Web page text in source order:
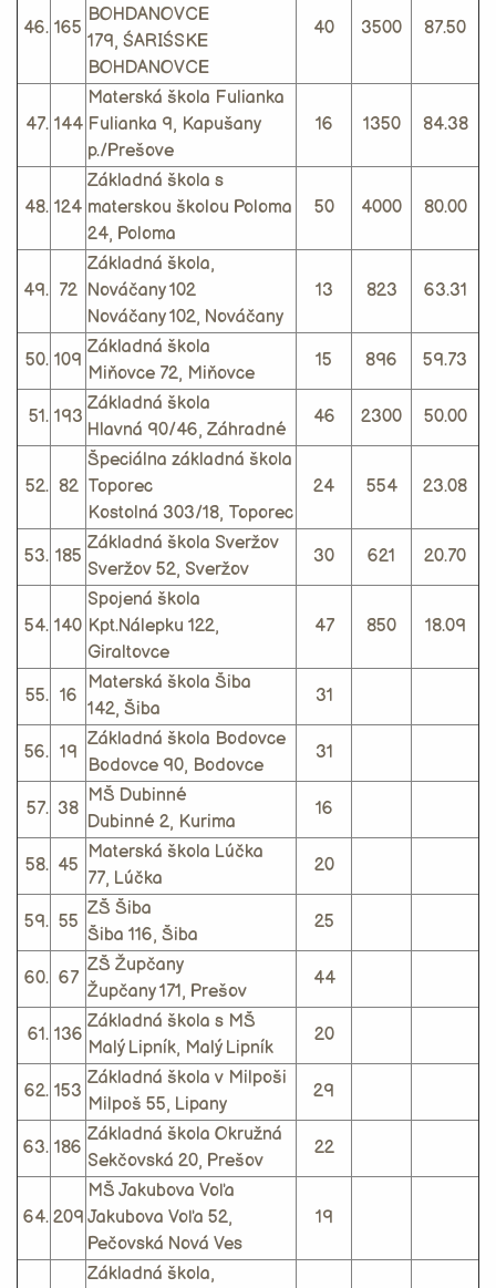
46. 165
BOHDANOVCE
179, ŚARIŚSKE
BOHDANOVCE
40 3500 87.50
47. 144
Materská škola Fulianka
Fulianka 9, Kapušany
p./Prešove
16 1350 84.38
48. 124
Základná škola s
materskou školou Poloma
24, Poloma
50 4000 80.00
49. 72
Základná škola,
Nováčany 102
Nováčany 102, Nováčany
13 823 63.31
50. 109
Základná škola
Miňovce 72, Miňovce
15 896 59.73
51. 193
Základná škola
Hlavná 90/46, Záhradné
46 2300 50.00
52. 82
Špeciálna základná škola
Toporec
Kostolná 303/18, Toporec
24 554 23.08
53. 185
Základná škola Sveržov
Sveržov 52, Sveržov
30 621 20.70
54. 140
Spojená škola
Kpt.Nálepku 122,
Giraltovce
47 850 18.09
55. 16
Materská škola Šiba
142, Šiba
31
56. 19
Základná škola Bodovce
Bodovce 90, Bodovce
31
57. 38
MŠ Dubinné
Dubinné 2, Kurima
16
58. 45
Materská škola Lúčka
77, Lúčka
20
59. 55
ZŠ Šiba
Šiba 116, Šiba
25
60. 67
ZŠ Župčany
Župčany 171, Prešov
44
61. 136
Základná škola s MŠ
Malý Lipník, Malý Lipník
20
62. 153
Základná škola v Milpoši
Milpoš 55, Lipany
29
63. 186
Základná škola Okružná
Sekčovská 20, Prešov
22
64. 209
MŠ Jakubova Voľa
Jakubova Voľa 52,
Pečovská Nová Ves
19
Základná škola,